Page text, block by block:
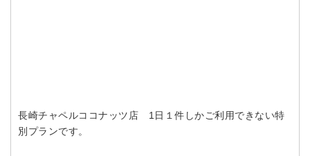
長崎チャペルココナッツ店 1日１件しかご利用できない特
別プランです。